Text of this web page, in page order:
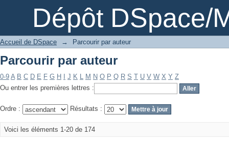
Dépôt DSpace/
Parcourir par auteur
Accueil de DSpace → Parcourir par auteur
Parcourir par auteur
0-9 A B C D E F G H J K L M N O P Q R S T U V W X Y Z
Ou entrer les premières lettres :
Ordre : Résultats :
Voici les éléments 1-20 de 174